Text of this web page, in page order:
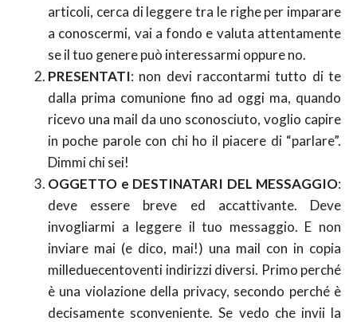
articoli, cerca di leggere tra le righe per imparare
a conoscermi, vai a fondo e valuta attentamente
se il tuo genere può interessarmi oppure no.
PRESENTATI: non devi raccontarmi tutto di te
dalla prima comunione fino ad oggi ma, quando
ricevo una mail da uno sconosciuto, voglio capire
in poche parole con chi ho il piacere di “parlare”.
Dimmi chi sei!
OGGETTO e DESTINATARI DEL MESSAGGIO:
deve essere breve ed accattivante. Deve
invogliarmi a leggere il tuo messaggio. E non
inviare mai (e dico, mai!) una mail con in copia
milleduecentoventi indirizzi diversi. Primo perché
è una violazione della privacy, secondo perché è
decisamente sconveniente. Se vedo che invii la